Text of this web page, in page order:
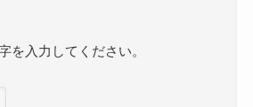
を入力してください。